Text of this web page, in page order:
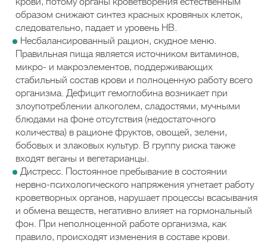
образом снижают синтез красных кровяных клеток,
следовательно, падает и уровень НВ.
Несбалансированный рацион, скудное меню.
Правильная пища является источником витаминов,
микро- и макроэлементов, поддерживающих
стабильный состав крови и полноценную работу всего
организма. Дефицит гемоглобина возникает при
злоупотреблении алкоголем, сладостями, мучными
блюдами на фоне отсутствия (недостаточного
количества) в рационе фруктов, овощей, зелени,
бобовых и злаковых культур. В группу риска также
входят веганы и вегетарианцы.
Дистресс. Постоянное пребывание в состоянии
нервно-психологического напряжения угнетает работу
кроветворных органов, нарушает процессы всасывания
и обмена веществ, негативно влияет на гормональный
фон. При неполноценной работе организма, как
правило, происходят изменения в составе крови.